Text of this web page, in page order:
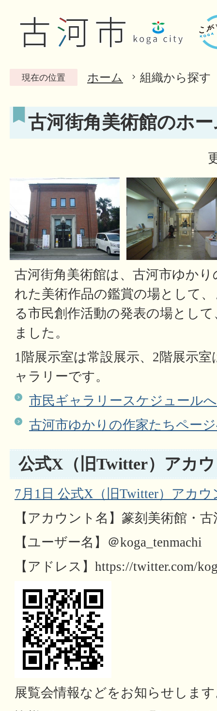
現在の位置 ホーム 組織から探す
古河街角美術館のホ
古河街角美術館は、古河市ゆか
れた美術作品の鑑賞の場として
る市民創作活動の発表の場とし
ました。
1階展示室は常設展示、2階展示
ャラリーです。
市民ギャラリースケジュール
古河市ゆかりの作家たちペー
公式X（旧Twitter）アカ
7月1日 公式X（旧Twitter）アカ
【アカウント名】篆刻美術館・
【ユーザー名】＠koga_tenmachi
【アドレス】https://twitter.com/
展覧会情報などをお知らせしま